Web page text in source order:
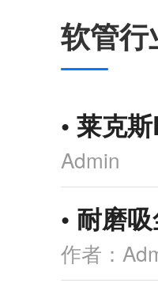
软管
• 莱克
Admin
• 耐磨
作者：